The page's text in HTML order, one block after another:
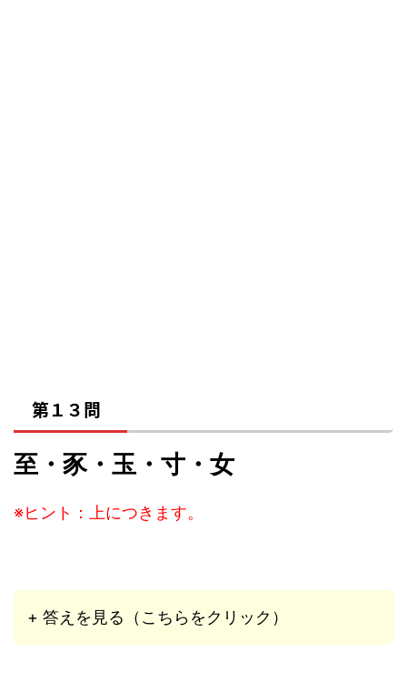
第１３問
至・豕・玉・寸・女
※ヒント：上につきます。
+ 答えを見る（こちらをクリック）